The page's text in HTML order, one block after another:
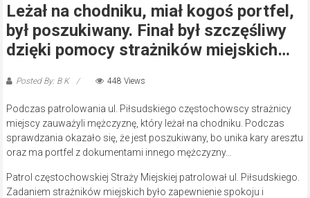
Leżał na chodniku, miał kogoś portfel,
był poszukiwany. Finał był szczęśliwy
dzięki pomocy strażników miejskich…
Posted By: B K 448 Views
Podczas patrolowania ul. Piłsudskiego częstochowscy strażnicy
miejscy zauważyli mężczyznę, który leżał na chodniku. Podczas
sprawdzania okazało się, że jest poszukiwany, bo unika kary aresztu
oraz ma portfel z dokumentami innego mężczyzny…
Patrol częstochowskiej Straży Miejskiej patrolował ul. Piłsudskiego.
Zadaniem strażników miejskich było zapewnienie spokoju i